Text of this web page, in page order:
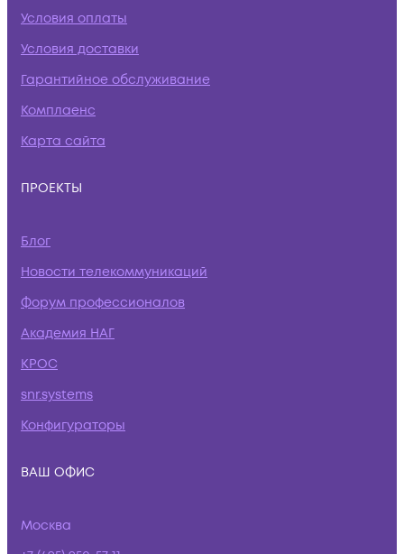
Условия оплаты
Условия доставки
Гарантийное обслуживание
Комплаенс
Карта сайта
ПРОЕКТЫ
Блог
Новости телекоммуникаций
Форум профессионалов
Академия НАГ
КРОС
snr.systems
Конфигураторы
ВАШ ОФИС
Москва